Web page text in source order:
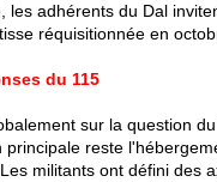
les adhérents du Dal
réquisitionnée en
du 115
sur la question
principale reste l'
militants ont défini des